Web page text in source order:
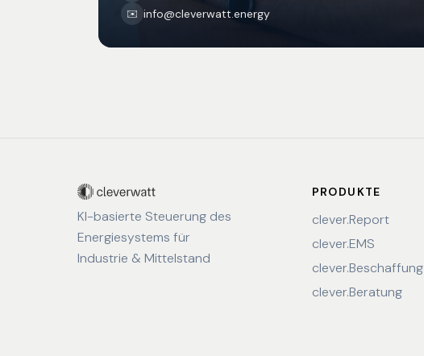
✉️ info@cleverwatt.energy
KI-basierte Steuerung des
Energiesystems für
Industrie & Mittelstand
PRODUKTE
clever.Report
clever.EMS
clever.Beschaffung
clever.Beratung